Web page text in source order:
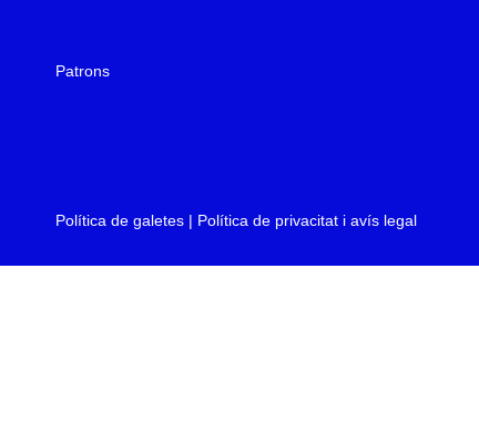
Patrons
Política de galetes | Política de privacitat i avís legal